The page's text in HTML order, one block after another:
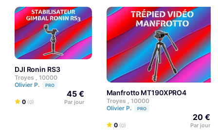
DJI Ronin RS3
Troyes , 10000
Olivier P.
PRO
0 (0)
45 €
Par jour
Manfrotto MT190XPRO4
Troyes , 10000
Olivier P.
PRO
0 (0)
20 €
Par jour